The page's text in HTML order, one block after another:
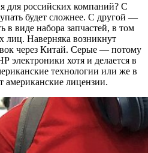
для российских компаний? С
будет сложнее. С другой —
в виде набора запчастей, в том
лиц. Наверняка возникнут
через Китай. Серые — потому
электроники хотя и делается в
технологии или же в
американские лицензии.